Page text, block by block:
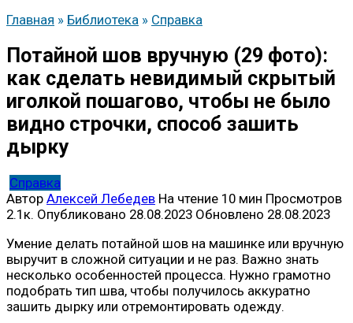
Главная » Библиотека » Справка
Потайной шов вручную (29 фото):
как сделать невидимый скрытый
иголкой пошагово, чтобы не было
видно строчки, способ зашить
дырку
Справка
Автор Алексей Лебедев На чтение 10 мин Просмотров
2.1к. Опубликовано 28.08.2023 Обновлено 28.08.2023
Умение делать потайной шов на машинке или вручную
выручит в сложной ситуации и не раз. Важно знать
несколько особенностей процесса. Нужно грамотно
подобрать тип шва, чтобы получилось аккуратно
зашить дырку или отремонтировать одежду.